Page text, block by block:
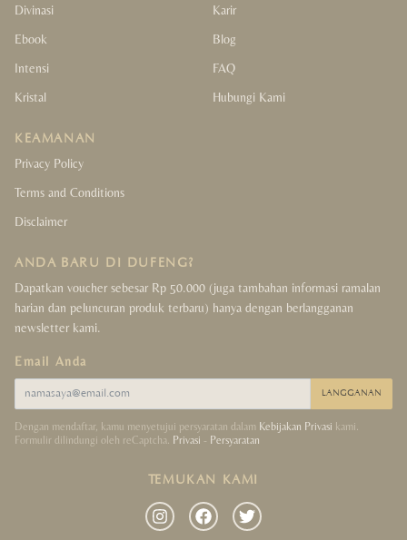
Divinasi
Ebook
Intensi
Kristal
Karir
Blog
FAQ
Hubungi Kami
KEAMANAN
Privacy Policy
Terms and Conditions
Disclaimer
ANDA BARU DI DUFENG?
Dapatkan voucher sebesar Rp 50.000 (juga tambahan informasi ramalan
harian dan peluncuran produk terbaru) hanya dengan berlangganan
newsletter kami.
Email Anda
LANGGANAN
Dengan mendaftar, kamu menyetujui persyaratan dalam Kebijakan Privasi kami.
Formulir dilindungi oleh reCaptcha. Privasi - Persyaratan
TEMUKAN KAMI